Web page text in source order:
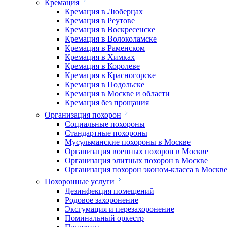
Кремация
Кремация в Люберцах
Кремация в Реутове
Кремация в Воскресенске
Кремация в Волоколамске
Кремация в Раменском
Кремация в Химках
Кремация в Королеве
Кремация в Красногорске
Кремация в Подольске
Кремация в Москве и области
Кремация без прощания
Организация похорон
Социальные похороны
Стандартные похороны
Мусульманские похороны в Москве
Организация военных похорон в Москве
Организация элитных похорон в Москве
Организация похорон эконом-класса в
Похоронные услуги
Дезинфекция помещений
Родовое захоронение
Эксгумация и перезахоронение
Поминальный оркестр